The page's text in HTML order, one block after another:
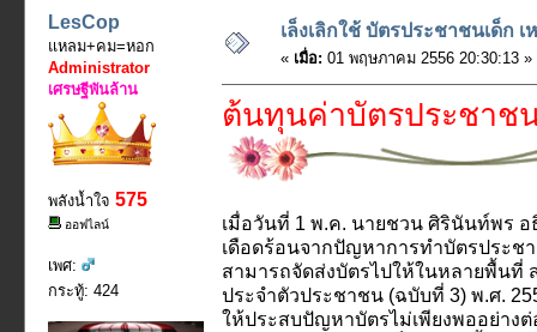
LesCop
แหลม+คม=หอก
Administrator
เศรษฐีพันล้าน
พลังน้ำใจ 575
ออฟไลน์
เพศ:
กระทู้: 424
เล็งเลิกใช้ บัตรประชาชนเด็ก เ
« เมื่อ: 01 พฤษภาคม 2556 20:30:13 »
ต้นทุนค่าบัตรประชาช
เมื่อวันที่ 1 พ.ค. นายชวน ศิรินันท์พร
เดือดร้อนจากปัญหาการทำบัตรประ
สามารถจัดส่งบัตรไปให้ในหลายพื้นที่
ประจำตัวประชาชน (ฉบับที่ 3) พ.ศ.
ให้ประสบปัญหาบัตรไม่เพียงพออย่างต่